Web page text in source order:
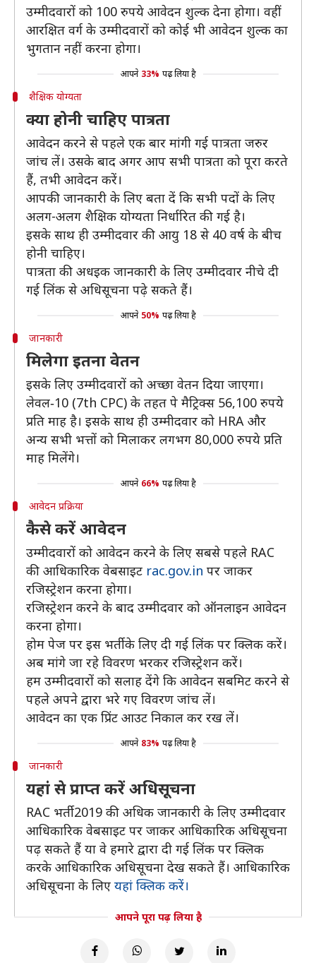
उम्मीदवारों को 100 रुपये आवेदन शुल्क देना होगा। वहीं
आरक्षित वर्ग के उम्मीदवारों को कोई भी आवेदन शुल्क का
भुगतान नहीं करना होगा।
आपने 33% पढ़ लिया है
शैक्षिक योग्यता
क्या होनी चाहिए पात्रता
आवेदन करने से पहले एक बार मांगी गई पात्रता जरुर
जांच लें। उसके बाद अगर आप सभी पात्रता को पूरा करते
हैं, तभी आवेदन करें।
आपकी जानकारी के लिए बता दें कि सभी पदों के लिए
अलग-अलग शैक्षिक योग्यता निर्धारित की गई है।
इसके साथ ही उम्मीदवार की आयु 18 से 40 वर्ष के बीच
होनी चाहिए।
पात्रता की अधइक जानकारी के लिए उम्मीदवार नीचे दी
गई लिंक से अधिसूचना पढ़े सकते हैं।
आपने 50% पढ़ लिया है
जानकारी
मिलेगा इतना वेतन
इसके लिए उम्मीदवारों को अच्छा वेतन दिया जाएगा।
लेवल‐10 (7th CPC) के तहत पे मैट्रिक्स 56,100 रुपये
प्रति माह है। इसके साथ ही उम्मीदवार को HRA और
अन्य सभी भत्तों को मिलाकर लगभग 80,000 रुपये प्रति
माह मिलेंगे।
आपने 66% पढ़ लिया है
आवेदन प्रक्रिया
कैसे करें आवेदन
उम्मीदवारों को आवेदन करने के लिए सबसे पहले RAC
की आधिकारिक वेबसाइट rac.gov.in पर जाकर
रजिस्ट्रेशन करना होगा।
रजिस्ट्रेशन करने के बाद उम्मीदवार को ऑनलाइन आवेदन
करना होगा।
होम पेज पर इस भर्ती के लिए दी गई लिंक पर क्लिक करें।
अब मांगे जा रहे विवरण भरकर रजिस्ट्रेशन करें।
हम उम्मीदवारों को सलाह देंगे कि आवेदन सबमिट करने से
पहले अपने द्वारा भरे गए विवरण जांच लें।
आवेदन का एक प्रिंट आउट निकाल कर रख लें।
आपने 83% पढ़ लिया है
जानकारी
यहां से प्राप्त करें अधिसूचना
RAC भर्ती 2019 की अधिक जानकारी के लिए उम्मीदवार
आधिकारिक वेबसाइट पर जाकर आधिकारिक अधिसूचना
पढ़ सकते हैं या वे हमारे द्वारा दी गई लिंक पर क्लिक
करके आधिकारिक अधिसूचना देख सकते हैं। आधिकारिक
अधिसूचना के लिए यहां क्लिक करें।
आपने पूरा पढ़ लिया है